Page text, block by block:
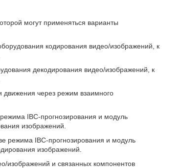
могут применяться варианты
кодирования видео/изображений, к
декодирования видео/изображений, к
через режим взаимного
IBC-прогнозирования и модуль
изображений.
режима IBC-прогнозирования и модуль
изображений.
изображений и связанных компонентов